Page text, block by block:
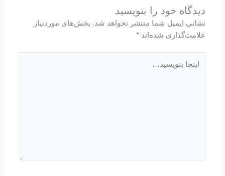
دیدگاه‌ خود را بنویسید
نشانی ایمیل شما منتشر نخواهد شد. بخش‌های موردنیاز
علامت‌گذاری شده‌اند*
بنویسید…